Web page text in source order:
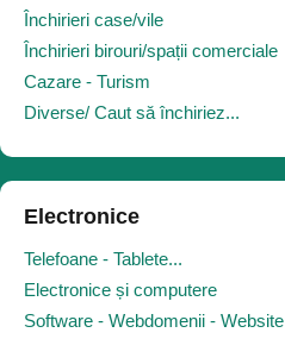
Închirieri case/vile
Închirieri birouri/spații comerciale
Cazare - Turism
Diverse/ Caut să închiriez...
Electronice
Telefoane - Tablete...
Electronice și computere
Software - Webdomenii - Website